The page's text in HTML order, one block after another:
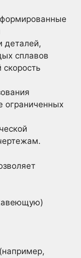
деталей,
сплавов
ограниченных